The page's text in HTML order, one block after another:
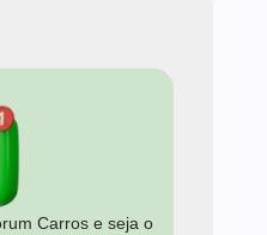
Carros e seja o